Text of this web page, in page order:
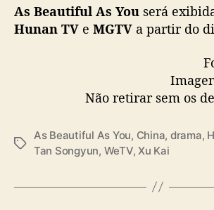
of July 2 premiere on Hunan
Tencent Video
https://t.co/0mxcVvPo2N
pic.twitter.com/z7oe2HcFDY
2024
As Beautiful As You será
Hunan TV e MGTV a partir do
Não retirar sem os
T
s
As Beautiful As You, China, drama,
Tan Songyun, WeTV,Xu Kai